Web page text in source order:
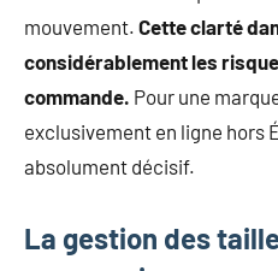
mouvement. Cette clarté
considérablement les
commande. Pour une
exclusivement en ligne hors
absolument décisif.
La gestion des